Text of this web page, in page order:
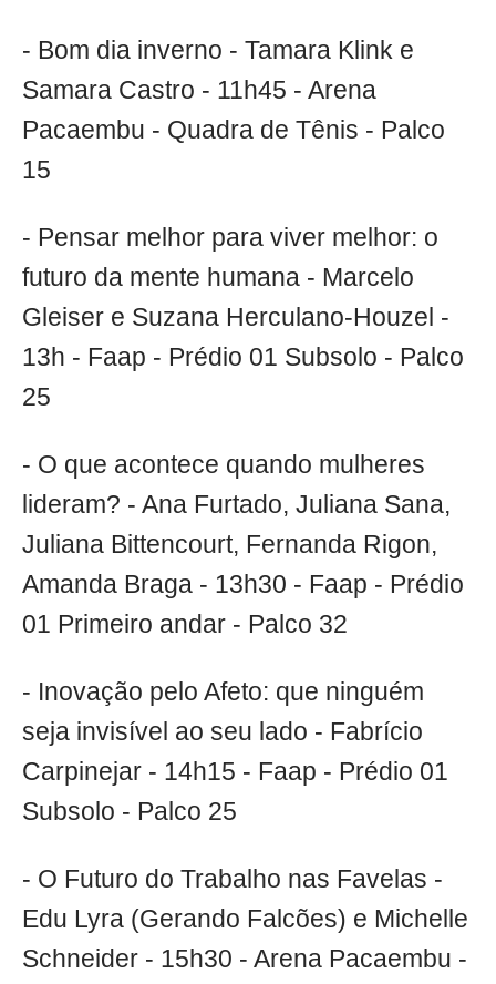
- Bom dia inverno - Tamara Klink e
Samara Castro - 11h45 - Arena
Pacaembu - Quadra de Tênis - Palco
15
- Pensar melhor para viver melhor: o
futuro da mente humana - Marcelo
Gleiser e Suzana Herculano-Houzel -
13h - Faap - Prédio 01 Subsolo - Palco
25
- O que acontece quando mulheres
lideram? - Ana Furtado, Juliana Sana,
Juliana Bittencourt, Fernanda Rigon,
Amanda Braga - 13h30 - Faap - Prédio
01 Primeiro andar - Palco 32
- Inovação pelo Afeto: que ninguém
seja invisível ao seu lado - Fabrício
Carpinejar - 14h15 - Faap - Prédio 01
Subsolo - Palco 25
- O Futuro do Trabalho nas Favelas -
Edu Lyra (Gerando Falcões) e Michelle
Schneider - 15h30 - Arena Pacaembu -